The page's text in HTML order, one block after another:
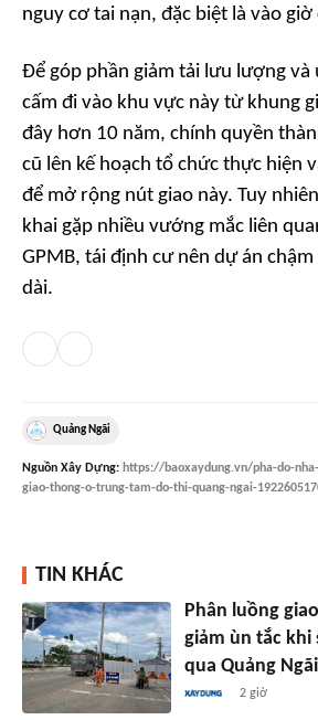
nguy cơ tai nạn, đặc biệt là vào giờ
Để góp phần giảm tải lưu lượng và
cấm đi vào khu vực này từ khung
đây hơn 10 năm, chính quyền
cũ lên kế hoạch tổ chức thực hiện
để mở rộng nút giao này. Tuy
khai gặp nhiều vướng mắc liên
GPMB, tái định cư nên dự án
dài.
Quảng Ngãi
Nguồn Xây Dựng: https://baoxaydung.vn/pha-do-
giao-thong-o-trung-tam-do-thi-quang-ngai-
TIN KHÁC
Phân luồng
giảm ùn tắc khi
qua Quảng
2 giờ